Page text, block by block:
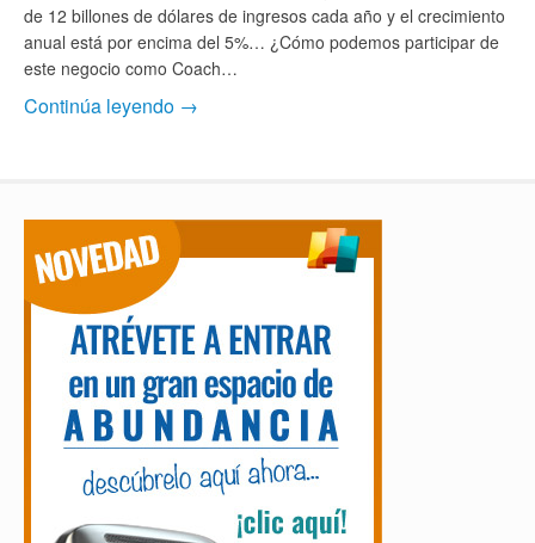
de 12 billones de dólares de ingresos cada año y el crecimiento
anual está por encima del 5%… ¿Cómo podemos participar de
este negocio como Coach…
Continúa leyendo →